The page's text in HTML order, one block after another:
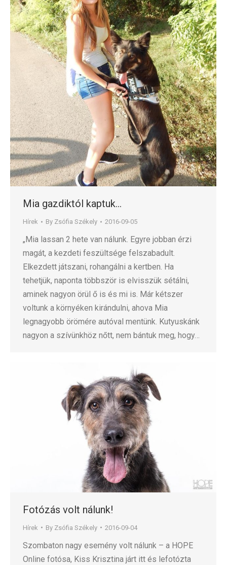
Mia gazdiktól kaptuk…
Hírek By Zsófia Székely 2016-09-05
„Mia lassan 2 hete van nálunk. Egyre jobban érzi
magát, a kezdeti feszültsége felszabadult.
Elkezdett játszani, rohangálni a kertben. Ha
tehetjük, naponta többször is elvisszük sétálni,
aminek nagyon örül ő is és mi is. Már kétszer
voltunk a környéken kirándulni, ahova Mia
legnagyobb örömére autóval mentünk. Kutyuskánk
nagyon a szívünkhöz nőtt, nem bántuk meg, hogy…
Fotózás volt nálunk!
Hírek By Zsófia Székely 2016-09-04
Szombaton nagy esemény volt nálunk – a HOPE
Online fotósa, Kiss Krisztina járt itt és lefotózta